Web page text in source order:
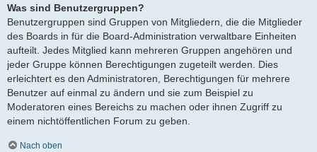
Was sind Benutzergruppen?
Benutzergruppen sind Gruppen von Mitgliedern, die die Mitglieder
des Boards in für die Board-Administration verwaltbare Einheiten
aufteilt. Jedes Mitglied kann mehreren Gruppen angehören und
jeder Gruppe können Berechtigungen zugeteilt werden. Dies
erleichtert es den Administratoren, Berechtigungen für mehrere
Benutzer auf einmal zu ändern und sie zum Beispiel zu
Moderatoren eines Bereichs zu machen oder ihnen Zugriff zu
einem nichtöffentlichen Forum zu geben.
Nach oben